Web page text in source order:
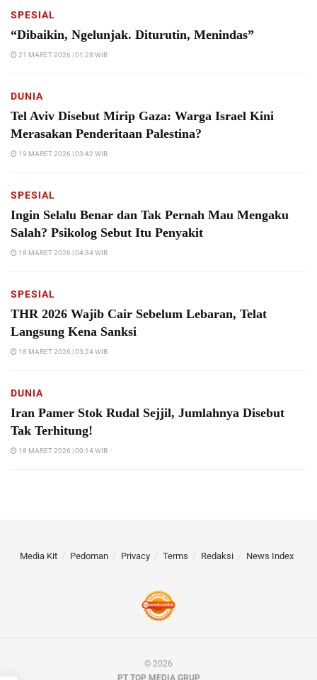
SPESIAL
“Dibaikin, Ngelunjak. Diturutin, Menindas”
21 MARET 2026 | 01:28 WIB
DUNIA
Tel Aviv Disebut Mirip Gaza: Warga Israel Kini
Merasakan Penderitaan Palestina?
19 MARET 2026 | 03:42 WIB
SPESIAL
Ingin Selalu Benar dan Tak Pernah Mau Mengaku
Salah? Psikolog Sebut Itu Penyakit
18 MARET 2026 | 04:34 WIB
SPESIAL
THR 2026 Wajib Cair Sebelum Lebaran, Telat
Langsung Kena Sanksi
18 MARET 2026 | 03:24 WIB
DUNIA
Iran Pamer Stok Rudal Sejjil, Jumlahnya Disebut
Tak Terhitung!
18 MARET 2026 | 00:14 WIB
Media Kit Pedoman Privacy Terms Redaksi News Index
© 2026
PT TOP MEDIA GRUP